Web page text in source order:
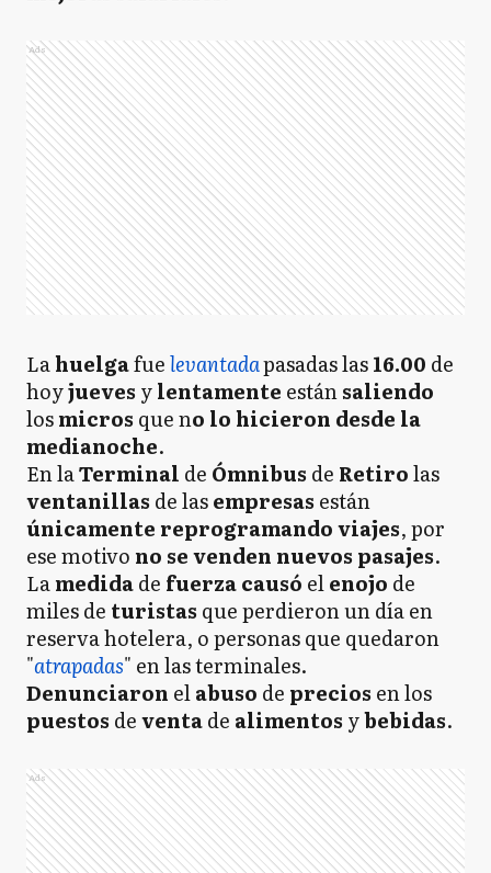
Ads
Lahuelgafuelevantadapasadas las16.00 de
hoyjueves ylentamente estánsaliendo
losmicros que no lo hicieron desde la
medianoche.
En laTerminal de Ómnibus de Retirolas
ventanillas de lasempresas están
únicamente reprogramando viajes, por
ese motivo no se venden nuevos pasajes.
Lamedidade fuerza causó elenojo de
miles de turistas que perdieron un día en
reserva hotelera, o personas que quedaron
"atrapadas" en las terminales.
Denunciaron elabuso de precios en los
puestos deventade alimentos ybebidas.
Ads